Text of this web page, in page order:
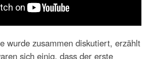
wurde zusammen diskutiert, erzählt
sich einig, dass der erste